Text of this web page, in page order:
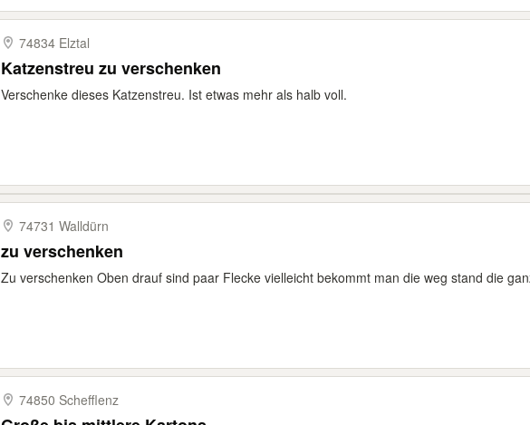
74834 Elztal
Katzenstreu zu verschenken
Verschenke dieses Katzenstreu. Ist etwas mehr als halb voll.
74731 Walldürn
zu verschenken
Zu verschenken Oben drauf sind paar Flecke vielleicht bekommt man die weg stand die
74850 Schefflenz